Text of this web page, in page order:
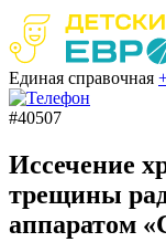
Единая справочная
#40507
Иссечение
трещины
аппаратом